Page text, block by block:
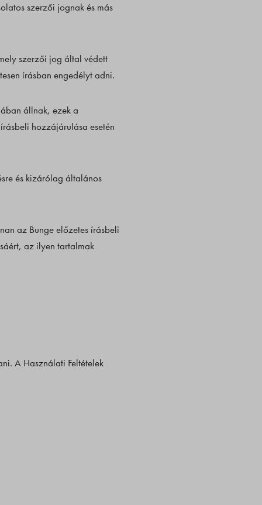
szerzői jognak és más
szerzői jog által védett
írásban engedélyt adni.
állnak, ezek a
hozzájárulása esetén
és kizárólag általános
az Bunge előzetes írásbeli
az ilyen tartalmak
A Használati Feltételek